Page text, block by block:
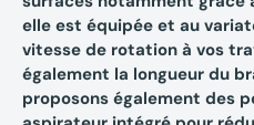
elle est équipée et au
vitesse de rotation à vos
également la longueur du
proposons également des